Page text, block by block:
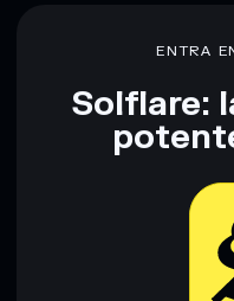
Descargo de
únicamente fines
proporcionados por
ENTRA
Solflare: